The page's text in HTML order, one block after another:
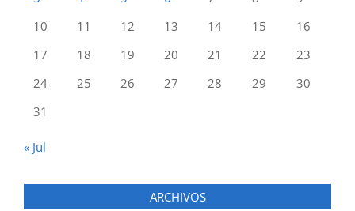
10
11 12 13 14 15
16
17
18 19 20 21 22
23
24
25 26 27 28 29
30
31
« Jul
ARCHIVOS